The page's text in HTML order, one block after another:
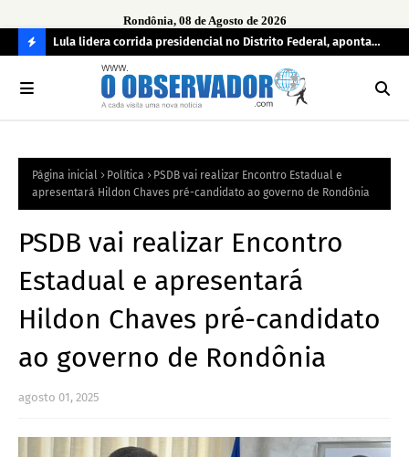
Rondônia, 08 de Agosto de 2026
O
R
Lula lidera corrida presidencial no Distrito Federal, aponta
pesquisa; Flávio Bolsonaro aparece em segundo
Página inicial Política
PSDB vai realizar Encontro Estadual e
apresentará Hildon Chaves pré-candidato ao governo de Rondônia
PSDB vai realizar Encontro
Estadual e apresentará
Hildon Chaves pré-candidato
ao governo de Rondônia
agosto 01, 2025